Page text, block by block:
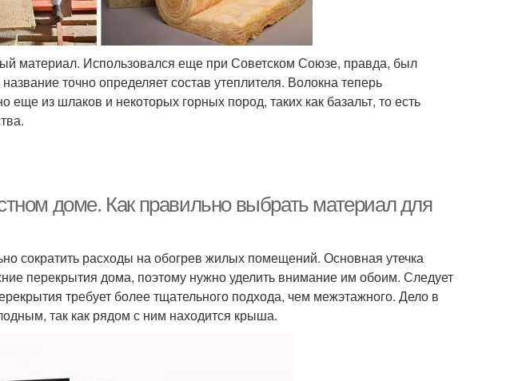
материал. Использовался еще при Советском Союзе, правда, был
точно определяет состав утеплителя. Волокна теперь
еще из шлаков и некоторых горных пород, таких как базальт, то есть
доме. Как правильно выбрать материал для
сократить расходы на обогрев жилых помещений. Основная утечка
перекрытия дома, поэтому нужно уделить внимание им обоим. Следует
требует более тщательного подхода, чем межэтажного. Дело в
так как рядом с ним находится крыша.